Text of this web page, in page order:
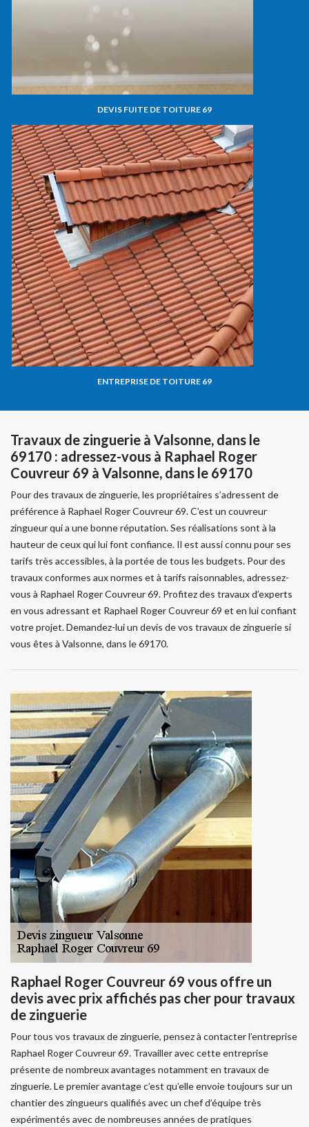
DEVIS FUITE DE TOITURE 69
ENTREPRISE DE TOITURE 69
Travaux de zinguerie à Valsonne, dans le
69170 : adressez-vous à Raphael Roger
Couvreur 69 à Valsonne, dans le 69170
Pour des travaux de zinguerie, les propriétaires s’adressent de
préférence à Raphael Roger Couvreur 69. C’est un couvreur
zingueur qui a une bonne réputation. Ses réalisations sont à la
hauteur de ceux qui lui font confiance. Il est aussi connu pour ses
tarifs très accessibles, à la portée de tous les budgets. Pour des
travaux conformes aux normes et à tarifs raisonnables, adressez-
vous à Raphael Roger Couvreur 69. Profitez des travaux d’experts
en vous adressant et Raphael Roger Couvreur 69 et en lui confiant
votre projet. Demandez-lui un devis de vos travaux de zinguerie si
vous êtes à Valsonne, dans le 69170.
Raphael Roger Couvreur 69 vous offre un
devis avec prix affichés pas cher pour travaux
de zinguerie
Pour tous vos travaux de zinguerie, pensez à contacter l’entreprise
Raphael Roger Couvreur 69. Travailler avec cette entreprise
présente de nombreux avantages notamment en travaux de
zinguerie. Le premier avantage c’est qu’elle envoie toujours sur un
chantier des zingueurs qualifiés avec un chef d’équipe très
expérimentés avec de nombreuses années de pratiques